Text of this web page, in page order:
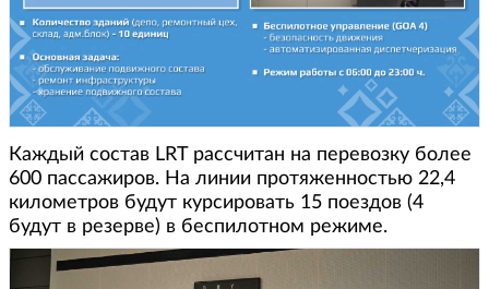
Каждый состав LRT рассчитан на перевозку более
600 пассажиров. На линии протяженностью 22,4
километров будут курсировать 15 поездов (4
будут в резерве) в беспилотном режиме.